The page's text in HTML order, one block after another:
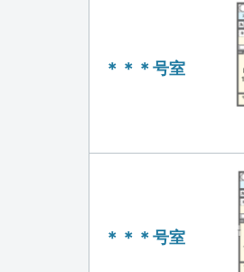
＊＊＊号室
＊＊＊号室